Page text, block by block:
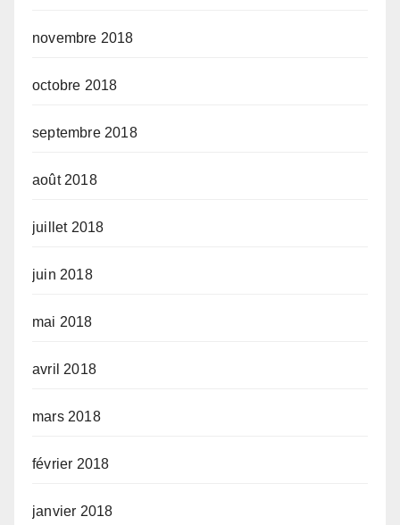
novembre 2018
octobre 2018
septembre 2018
août 2018
juillet 2018
juin 2018
mai 2018
avril 2018
mars 2018
février 2018
janvier 2018